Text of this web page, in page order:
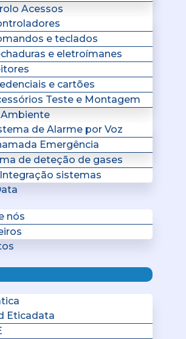
Acessos
e teclados
e eletroímanes
e cartões
Teste e Montagem
de Alarme por Voz
Emergência
de deteção de gases
sistemas
nós
Eticadata